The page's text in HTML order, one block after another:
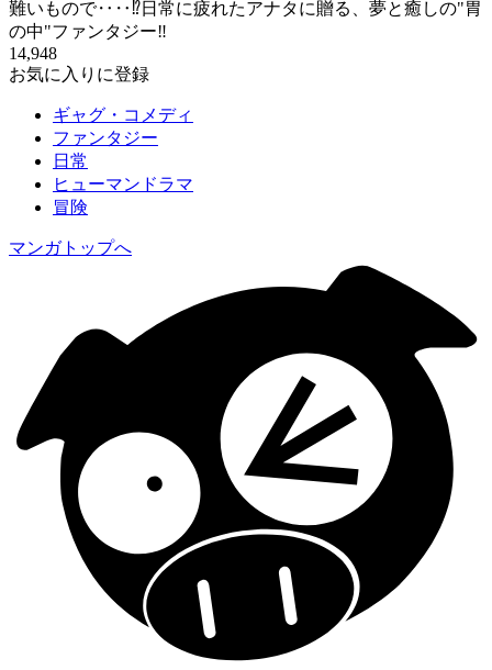
難いもので‥‥⁉日常に疲れたアナタに贈る、夢と癒しの"胃
の中"ファンタジー‼
14,948
お気に入りに登録
ギャグ・コメディ
ファンタジー
日常
ヒューマンドラマ
冒険
マンガトップへ